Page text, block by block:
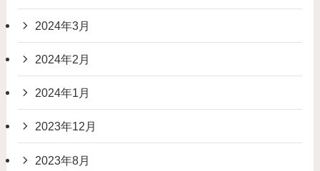
2024年3月
2024年2月
2024年1月
2023年12月
2023年8月